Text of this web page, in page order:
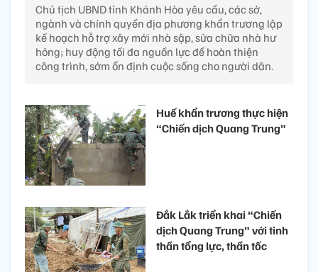
Chủ tịch UBND tỉnh Khánh Hòa yêu cầu, các sở,
ngành và chính quyền địa phương khẩn trương lập
kế hoạch hỗ trợ xây mới nhà sập, sửa chữa nhà hư
hỏng; huy động tối đa nguồn lực để hoàn thiện
công trình, sớm ổn định cuộc sống cho người dân.
Huế khẩn trương thực hiện
“Chiến dịch Quang Trung”
Đắk Lắk triển khai “Chiến
dịch Quang Trung” với tinh
thần tổng lực, thần tốc